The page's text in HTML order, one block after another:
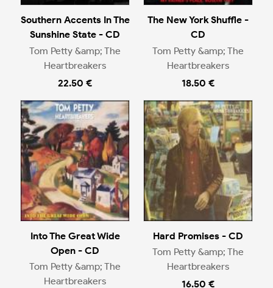
Southern Accents In The
Sunshine State - CD
Tom Petty &amp; The
Heartbreakers
22.50 €
The New York Shuffle -
CD
Tom Petty &amp; The
Heartbreakers
18.50 €
Into The Great Wide
Open - CD
Tom Petty &amp; The
Heartbreakers
Hard Promises - CD
Tom Petty &amp; The
Heartbreakers
16.50 €